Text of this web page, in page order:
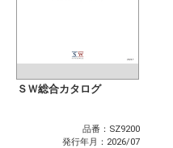
ＳＷ総合カタログ
品番：SZ9200
発行年月：2026/07